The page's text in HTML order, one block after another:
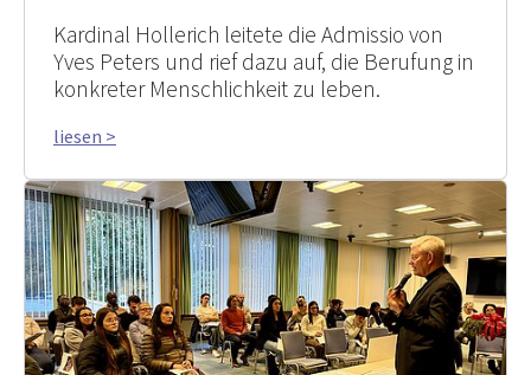
Kardinal Hollerich leitete die Admissio von
Yves Peters und rief dazu auf, die Berufung in
konkreter Menschlichkeit zu leben.
liesen >